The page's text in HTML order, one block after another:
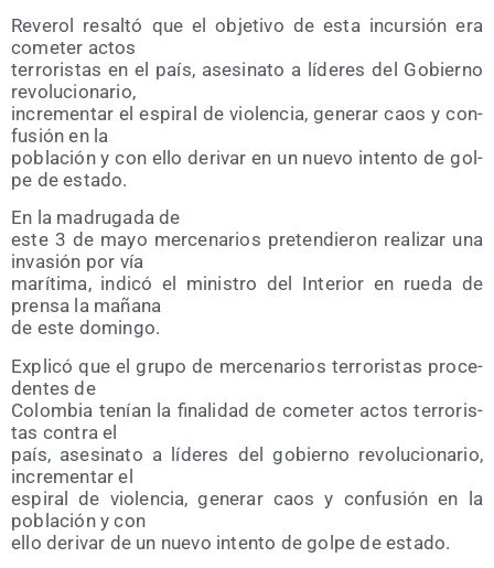
Reve­rol resal­tó que el obje­ti­vo de esta incur­sión era
come­ter actos
terro­ris­tas en el país, ase­si­na­to a líde­res del Gobierno
revolucionario,
incre­men­tar el espi­ral de vio­len­cia, gene­rar caos y con­
fu­sión en la
pobla­ción y con ello deri­var en un nue­vo inten­to de gol­
pe de estado.
En la madru­ga­da de
este 3 de mayo mer­ce­na­rios pre­ten­die­ron rea­li­zar una
inva­sión por vía
marí­ti­ma, indi­có el minis­tro del Inte­rior en rue­da de
pren­sa la mañana
de este domingo.
Expli­có que el gru­po de mer­ce­na­rios terro­ris­tas pro­ce­
den­tes de
Colom­bia tenían la fina­li­dad de come­ter actos terro­ris­
tas con­tra el
país, ase­si­na­to a líde­res del gobierno revo­lu­cio­na­rio,
incre­men­tar el
espi­ral de vio­len­cia, gene­rar caos y con­fu­sión en la
pobla­ción y con
ello deri­var de un nue­vo inten­to de gol­pe de estado.